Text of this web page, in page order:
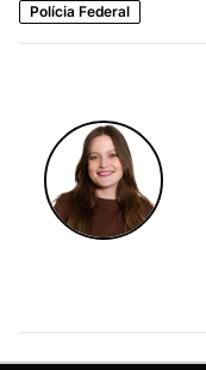
Polícia Federal